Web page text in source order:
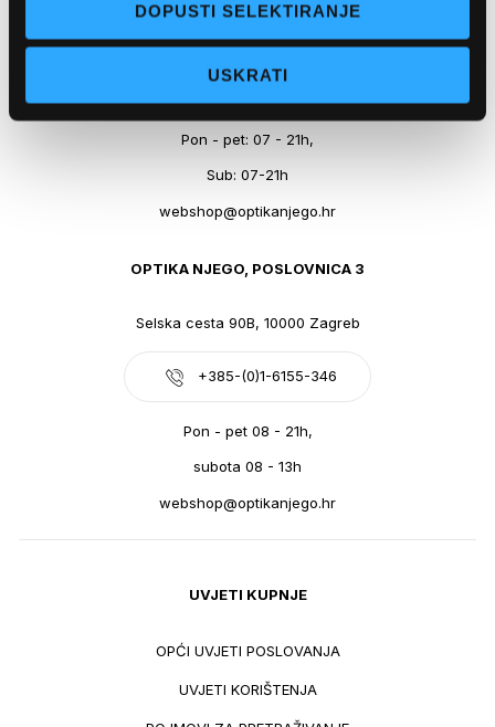
DOPUSTI SELEKTIRANJE
USKRATI
+385-(0)21-612-709
Pon - pet: 07 - 21h,
Sub: 07-21h
webshop@optikanjego.hr
OPTIKA NJEGO, POSLOVNICA 3
Selska cesta 90B, 10000 Zagreb
+385-(0)1-6155-346
Pon - pet 08 - 21h,
subota 08 - 13h
webshop@optikanjego.hr
UVJETI KUPNJE
OPĆI UVJETI POSLOVANJA
UVJETI KORIŠTENJA